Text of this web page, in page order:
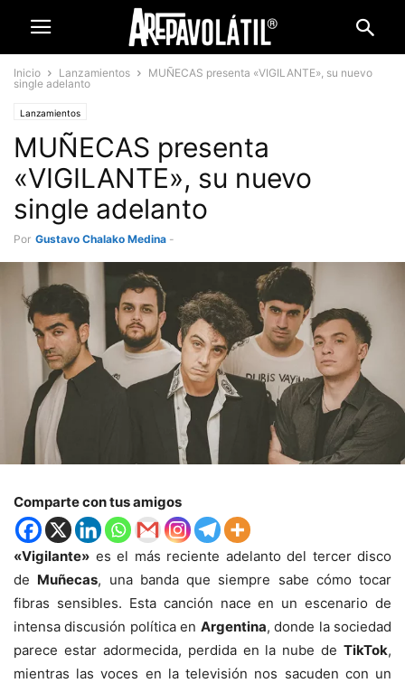
Inicio Lanzamientos
MUÑECAS presenta «VIGILANTE», su nuevo
single adelanto
Lanzamientos
MUÑECAS presenta
«VIGILANTE», su nuevo
single adelanto
Por Gustavo Chalako Medina -
Comparte con tus amigos
«Vigilante» es el más reciente adelanto del tercer disco
de Muñecas, una banda que siempre sabe cómo tocar
fibras sensibles. Esta canción nace en un escenario de
intensa discusión política en Argentina, donde la sociedad
parece estar adormecida, perdida en la nube de TikTok,
mientras las voces en la televisión nos sacuden con un